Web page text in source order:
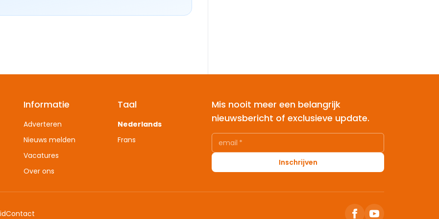
Informatie
Adverteren
Nieuws melden
Vacatures
Over ons
Taal
Nederlands
Frans
Mis nooit meer een belangrijk
nieuwsbericht of exclusieve update.
email *
Inschrijven
Contact